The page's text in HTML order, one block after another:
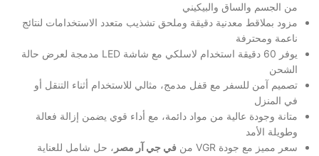
من الجسم والساق والبيكيني
مزود بملاقط معدنية دقيقة وملحق تشذيب متعدد الاستخدامات لنتائج
ناعمة ومحترفة
يوفر 60 دقيقة استخدام لاسلكي مع شاشة LED مدمجة لعرض حالة
الشحن
تصميم آمن للسفر مع قفل مدمج، مثالي للاستخدام أثناء التنقل أو
في المنزل
متانة وجودة عالية من مواد دائمة، مع أداء قوي يضمن إزالة فعالة
وطويلة الأمد
سعر مميز مع جودة VGR من
في جي آر مصر ، حل شامل للعناية